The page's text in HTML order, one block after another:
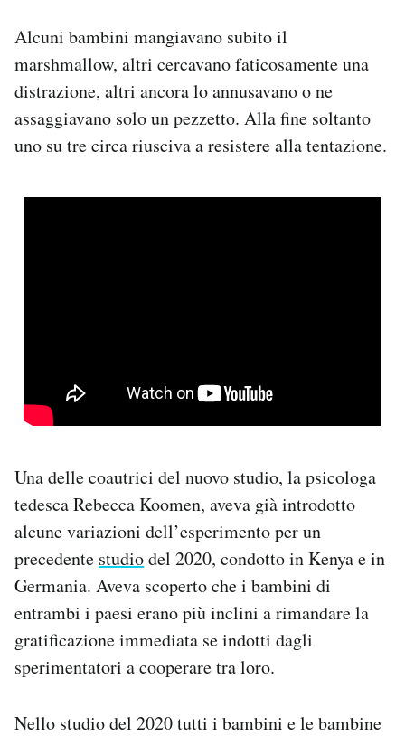
Alcuni bambini mangiavano subito il
marshmallow, altri cercavano faticosamente una
distrazione, altri ancora lo annusavano o ne
assaggiavano solo un pezzetto. Alla fine soltanto
uno su tre circa riusciva a resistere alla tentazione.
Una delle coautrici del nuovo studio, la psicologa
tedesca Rebecca Koomen, aveva già introdotto
alcune variazioni dell’esperimento per un
precedente studiodel 2020, condotto in Kenya e in
Germania. Aveva scoperto che i bambini di
entrambi i paesi erano più inclini a rimandare la
gratificazione immediata se indotti dagli
sperimentatori a cooperare tra loro.
Nello studio del 2020 tutti i bambini e le bambine